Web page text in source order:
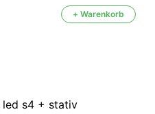
+ Warenkorb